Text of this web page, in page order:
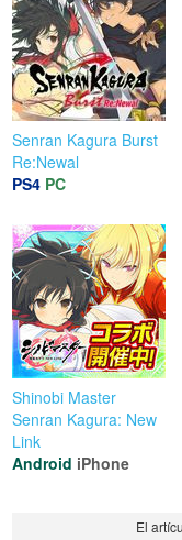
Senran Kagura Burst
Re:Newal
PS4 PC
Shinobi Master
Senran Kagura: New
Link
Android iPhone